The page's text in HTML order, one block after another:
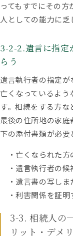
ってもすでにその
人としての能力に乏
3-2-2.遺言に指定
らう
遺言執行者の指定
亡くなっているよ
す。相続をする方
最後の住所地の家
下の添付書類が必要
・亡くなられた方
・遺言執行者の候
・遺言書の写しま
・利害関係を証明
3-3. 相続人の
リット・デメ